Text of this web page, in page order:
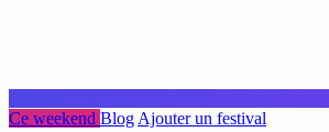
Ce weekend Blog Ajouter un festival